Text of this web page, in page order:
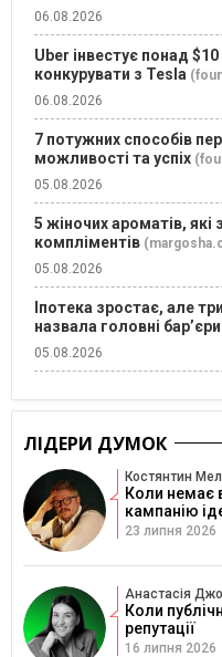
06.08.2026
Uber інвестує понад
конкурувати з Tesla
06.08.2026
7 потужних способів
можливості та успіх
05.08.2026
5 жіночих ароматів,
компліментів
05.08.2026
Іпотека зростає, але
назвала головні
05.08.2026
ЛІДЕРИ ДУМОК
Костянтин
Коли немає
кампанію
23 липня 2026
Анастасія
Коли
репутації
16 липня 2026